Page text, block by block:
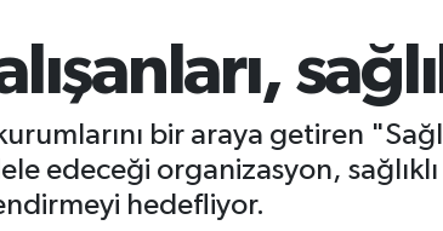
bir araya getiren
edeceği organizasyon,
hedefliyor.